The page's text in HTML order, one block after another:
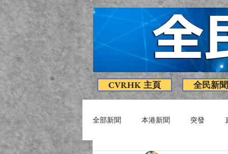
CVRHK 主頁 全民新
全部新聞 本港新聞 突發